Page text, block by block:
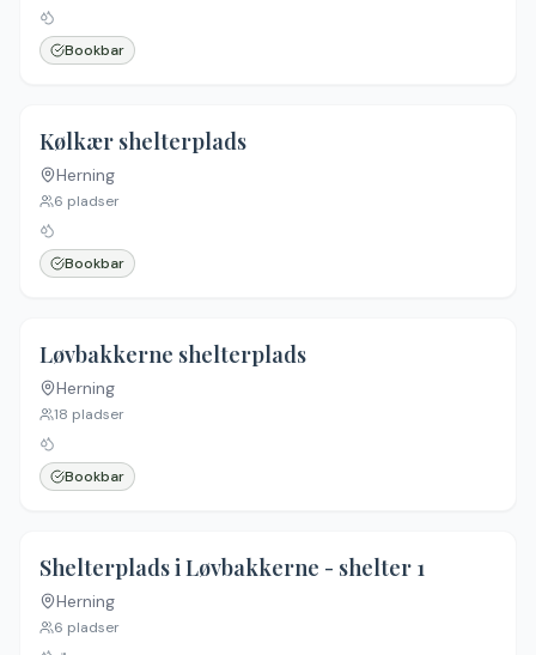
Bookbar
Kølkær shelterplads
Herning
6 pladser
Bookbar
Løvbakkerne shelterplads
Herning
18 pladser
Bookbar
Shelterplads i Løvbakkerne - shelter 1
Herning
6 pladser